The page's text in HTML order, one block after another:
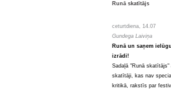
Runā skatītājs
ceturtdiena, 14.07
Gundega Laiviņa
Runā un saņem
izrādi!
Sadaļā "Runā
skatītāji, kas nav
kritikā, rakstīs par